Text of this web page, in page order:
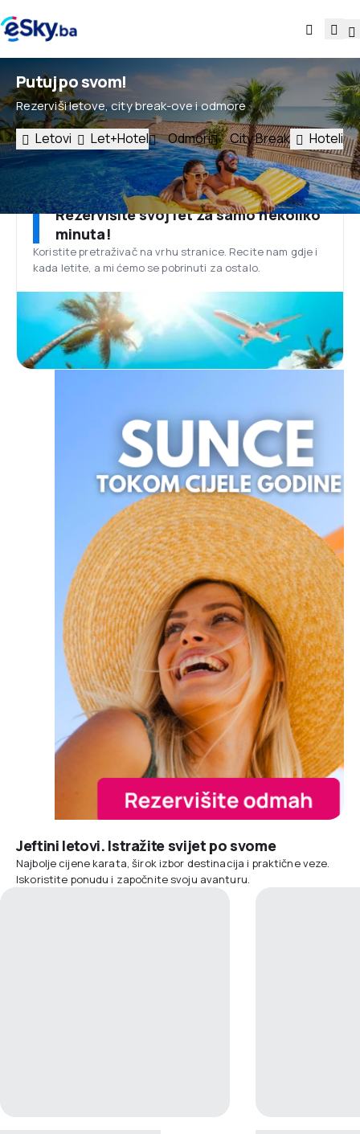
Putuj po svom!
Rezerviši letove, city break-ove i odmore
Letovi Let+Hotel Odmori City Break Hoteli
Rezervišite svoj let za samo nekoliko
minuta!
Koristite pretraživač na vrhu stranice. Recite nam gdje i
kada letite, a mi ćemo se pobrinuti za ostalo.
Jeftini letovi. Istražite svijet po svome
Najbolje cijene karata, širok izbor destinacija i praktične veze.
Iskoristite ponudu i započnite svoju avanturu.